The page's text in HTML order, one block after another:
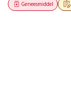
Geneesmiddel